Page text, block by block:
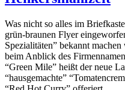
Was nicht so alles im
grün-braunen Flyer
Spezialitäten” bekannt
beim Anblick des
“Green Mile” heißt der neue
“hausgemachte”